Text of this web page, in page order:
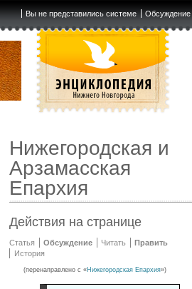
Вы не представились системе Обсуждение
Нижегородская и
Арзамасская
Епархия
Действия на странице
Статья Обсуждение Читать
Править
История
(перенаправлено с «Нижегородская Епархия»)